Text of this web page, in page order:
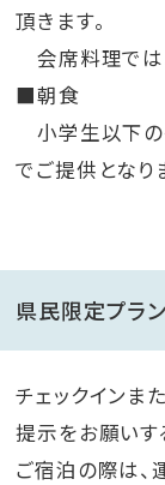
頂きます。
会席料理では
■朝食
小学生以下の
でご提供となり
県民限定プラ
チェックインま
提示をお願いす
ご宿泊の際は、